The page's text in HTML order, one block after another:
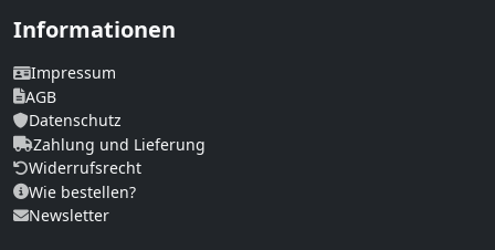
Informationen
Impressum
AGB
Datenschutz
Zahlung und Lieferung
Widerrufsrecht
Wie bestellen?
Newsletter